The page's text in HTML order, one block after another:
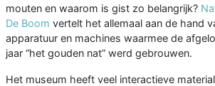
mouten en waarom is gist zo belangrijk?
De Boom vertelt het allemaal aan de hand
apparatuur en machines waarmee de
jaar “het gouden nat” werd gebrouwen.
Het museum heeft veel interactieve